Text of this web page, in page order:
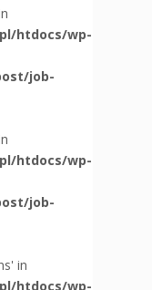
htdocs/wp-
job-
htdocs/wp-
job-
in
htdocs/wp-